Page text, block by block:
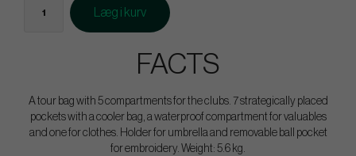
Læg i kurv
FACTS
A tour bag with 5 compartments for the clubs. 7 strategically placed
pockets with a cooler bag, a waterproof compartment for valuables
and one for clothes. Holder for umbrella and removable ball pocket
for embroidery. Weight: 5.6 kg.